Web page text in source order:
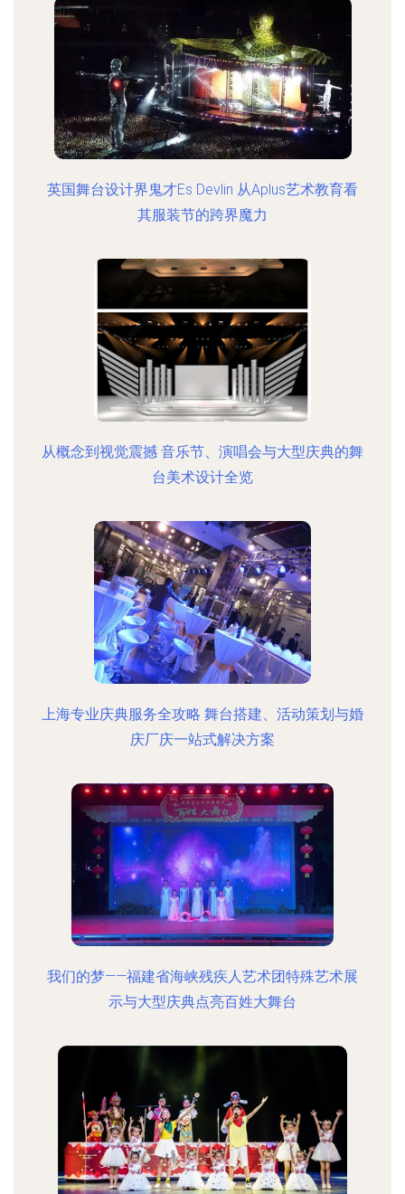
英国舞台设计界鬼才Es Devlin 从Aplus艺术教育看
其服装节的跨界魔力
从概念到视觉震撼 音乐节、演唱会与大型庆典的舞
台美术设计全览
上海专业庆典服务全攻略 舞台搭建、活动策划与婚
庆厂庆一站式解决方案
我们的梦——福建省海峡残疾人艺术团特殊艺术展
示与大型庆典点亮百姓大舞台